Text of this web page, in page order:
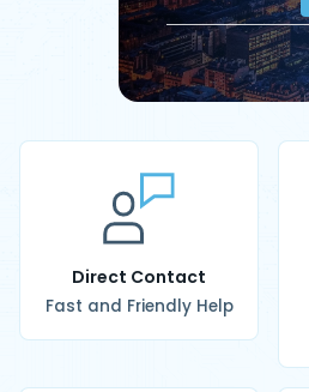
Direct Contact
Fast and Friendly Help